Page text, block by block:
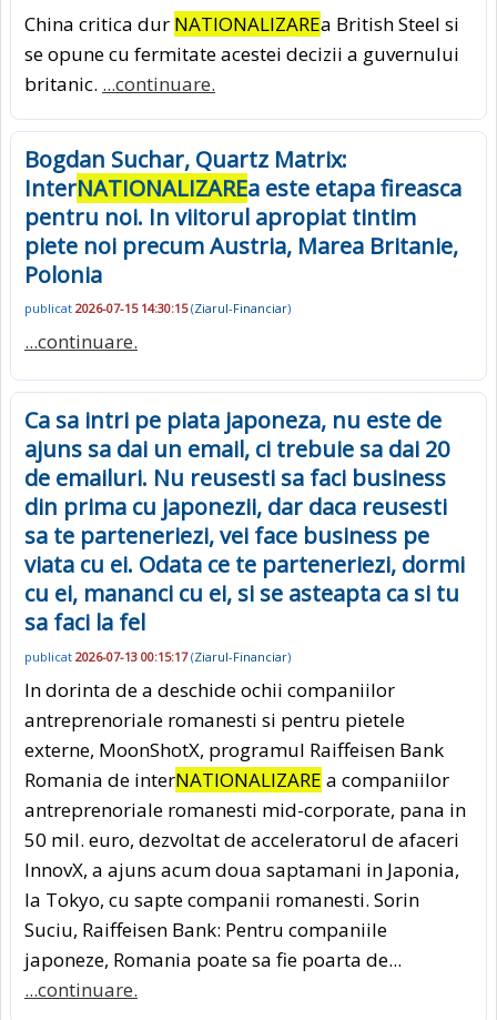
China critica dur NATIONALIZAREa British Steel si
se opune cu fermitate acestei decizii a guvernului
britanic. ...continuare.
Bogdan Suchar, Quartz Matrix:
InterNATIONALIZAREa este etapa fireasca
pentru noi. In viitorul apropiat tintim
piete noi precum Austria, Marea Britanie,
Polonia
publicat 2026-07-15 14:30:15(Ziarul-Financiar)
...continuare.
Ca sa intri pe piata japoneza, nu este de
ajuns sa dai un email, ci trebuie sa dai 20
de emailuri. Nu reusesti sa faci business
din prima cu japonezii, dar daca reusesti
sa te parteneriezi, vei face business pe
viata cu ei. Odata ce te parteneriezi, dormi
cu ei, mananci cu ei, si se asteapta ca si tu
sa faci la fel
publicat 2026-07-13 00:15:17(Ziarul-Financiar)
In dorinta de a deschide ochii companiilor
antreprenoriale romanesti si pentru pietele
externe, MoonShotX, programul Raiffeisen Bank
Romania de interNATIONALIZARE a companiilor
antreprenoriale romanesti mid-corporate, pana in
50 mil. euro, dezvoltat de acceleratorul de afaceri
InnovX, a ajuns acum doua saptamani in Japonia,
la Tokyo, cu sapte companii romanesti. Sorin
Suciu, Raiffeisen Bank: Pentru companiile
japoneze, Romania poate sa fie poarta de...
...continuare.